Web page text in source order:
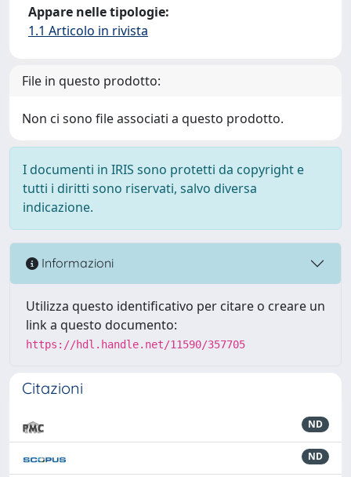
Appare nelle tipologie:
1.1 Articolo in rivista
File in questo prodotto:
Non ci sono file associati a questo prodotto.
I documenti in IRIS sono protetti da copyright e
tutti i diritti sono riservati, salvo diversa
indicazione.
Informazioni
Utilizza questo identificativo per citare o creare un
link a questo documento:
https://hdl.handle.net/11590/357705
Citazioni
ND
ND